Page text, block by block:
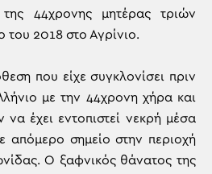
44χρονης μητέρας τριών
του 2018 στο Αγρίνιο.
που είχε συγκλονίσει πριν
με την 44χρονη χήρα και
έχει εντοπιστεί νεκρή μέσα
απόμερο σημείο στην περιοχή
Ο ξαφνικός θάνατος της